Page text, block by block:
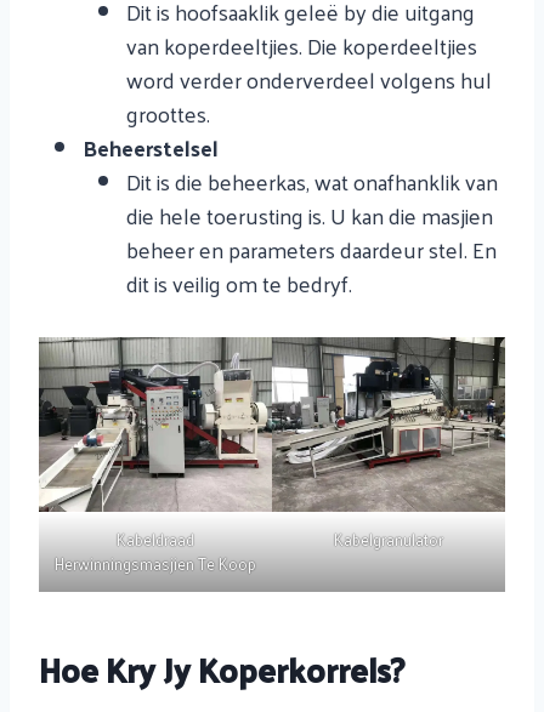
Dit is hoofsaaklik geleë by die uitgang
van koperdeeltjies. Die koperdeeltjies
word verder onderverdeel volgens hul
groottes.
Beheerstelsel
Dit is die beheerkas, wat onafhanklik van
die hele toerusting is. U kan die masjien
beheer en parameters daardeur stel. En
dit is veilig om te bedryf.
Kabeldraad
Herwinningsmasjien Te Koop
Kabelgranulator
Hoe Kry Jy Koperkorrels?